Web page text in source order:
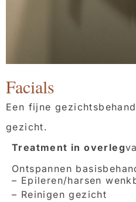
Facials
Een fijne
gezicht.
Treatment in overleg
Ontspannen
– Epileren/harsen
– Reinigen gezicht